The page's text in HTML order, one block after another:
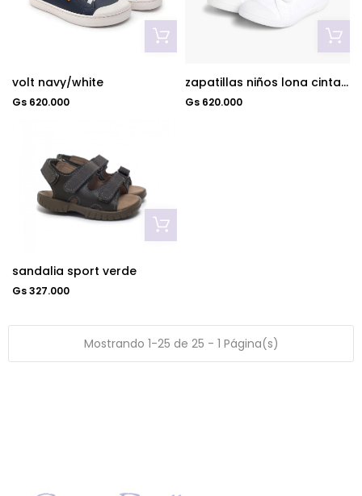
volt navy/white
Gs 620.000
zapatillas niños lona cinta adhesiva blanco
Gs 620.000
sandalia sport verde
Gs 327.000
Mostrando 1-25 de 25 - 1 Página(s)